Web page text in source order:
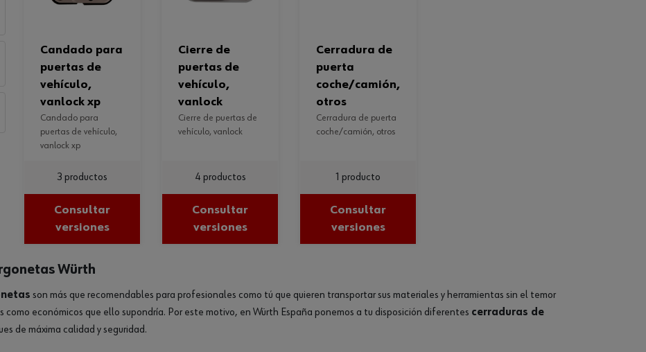
candado para
puertas de
vehículo,
vanlock xp
candado para
puertas de vehículo,
vanlock xp
3 productos
Consultar
versiones
cierre de
puertas de
vehículo,
vanlock
cierre de puertas de
vehículo, vanlock
4 productos
Consultar
versiones
cerradura de
puerta
coche/camión,
otros
cerradura de puerta
coche/camión, otros
1 producto
Consultar
versiones
Würth
son más que recomendables para profesionales como tú que quieren transportar sus materiales y herramientas sin el temor
económicos que ello supondría. Por este motivo, en Würth España ponemos a tu disposición diferentes cerraduras de
de máxima calidad y seguridad.